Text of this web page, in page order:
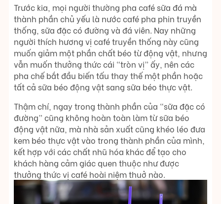
Trước kia, mọi người thường pha café sữa đá mà
thành phần chủ yếu là nước café pha phin truyền
thống, sữa đặc có đường và đá viên. Nay những
người thích hương vị café truyền thống này cũng
muốn giảm một phần chất béo từ động vật, nhưng
vẫn muốn thưởng thức cái “tròn vị” ấy, nên các
pha chế bắt đầu biến tấu thay thế một phần hoặc
tất cả sữa béo động vật sang sữa béo thực vật.
Thậm chí, ngay trong thành phần của “sữa đặc có
đường” cũng không hoàn toàn làm từ sữa béo
động vật nữa, mà nhà sản xuất cũng khéo léo đưa
kem béo thực vật vào trong thành phần của mình,
kết hợp với các chất nhũ hóa khác để tạo cho
khách hàng cảm giác quen thuộc như được
thưởng thức vị café hoài niệm thuở nào.